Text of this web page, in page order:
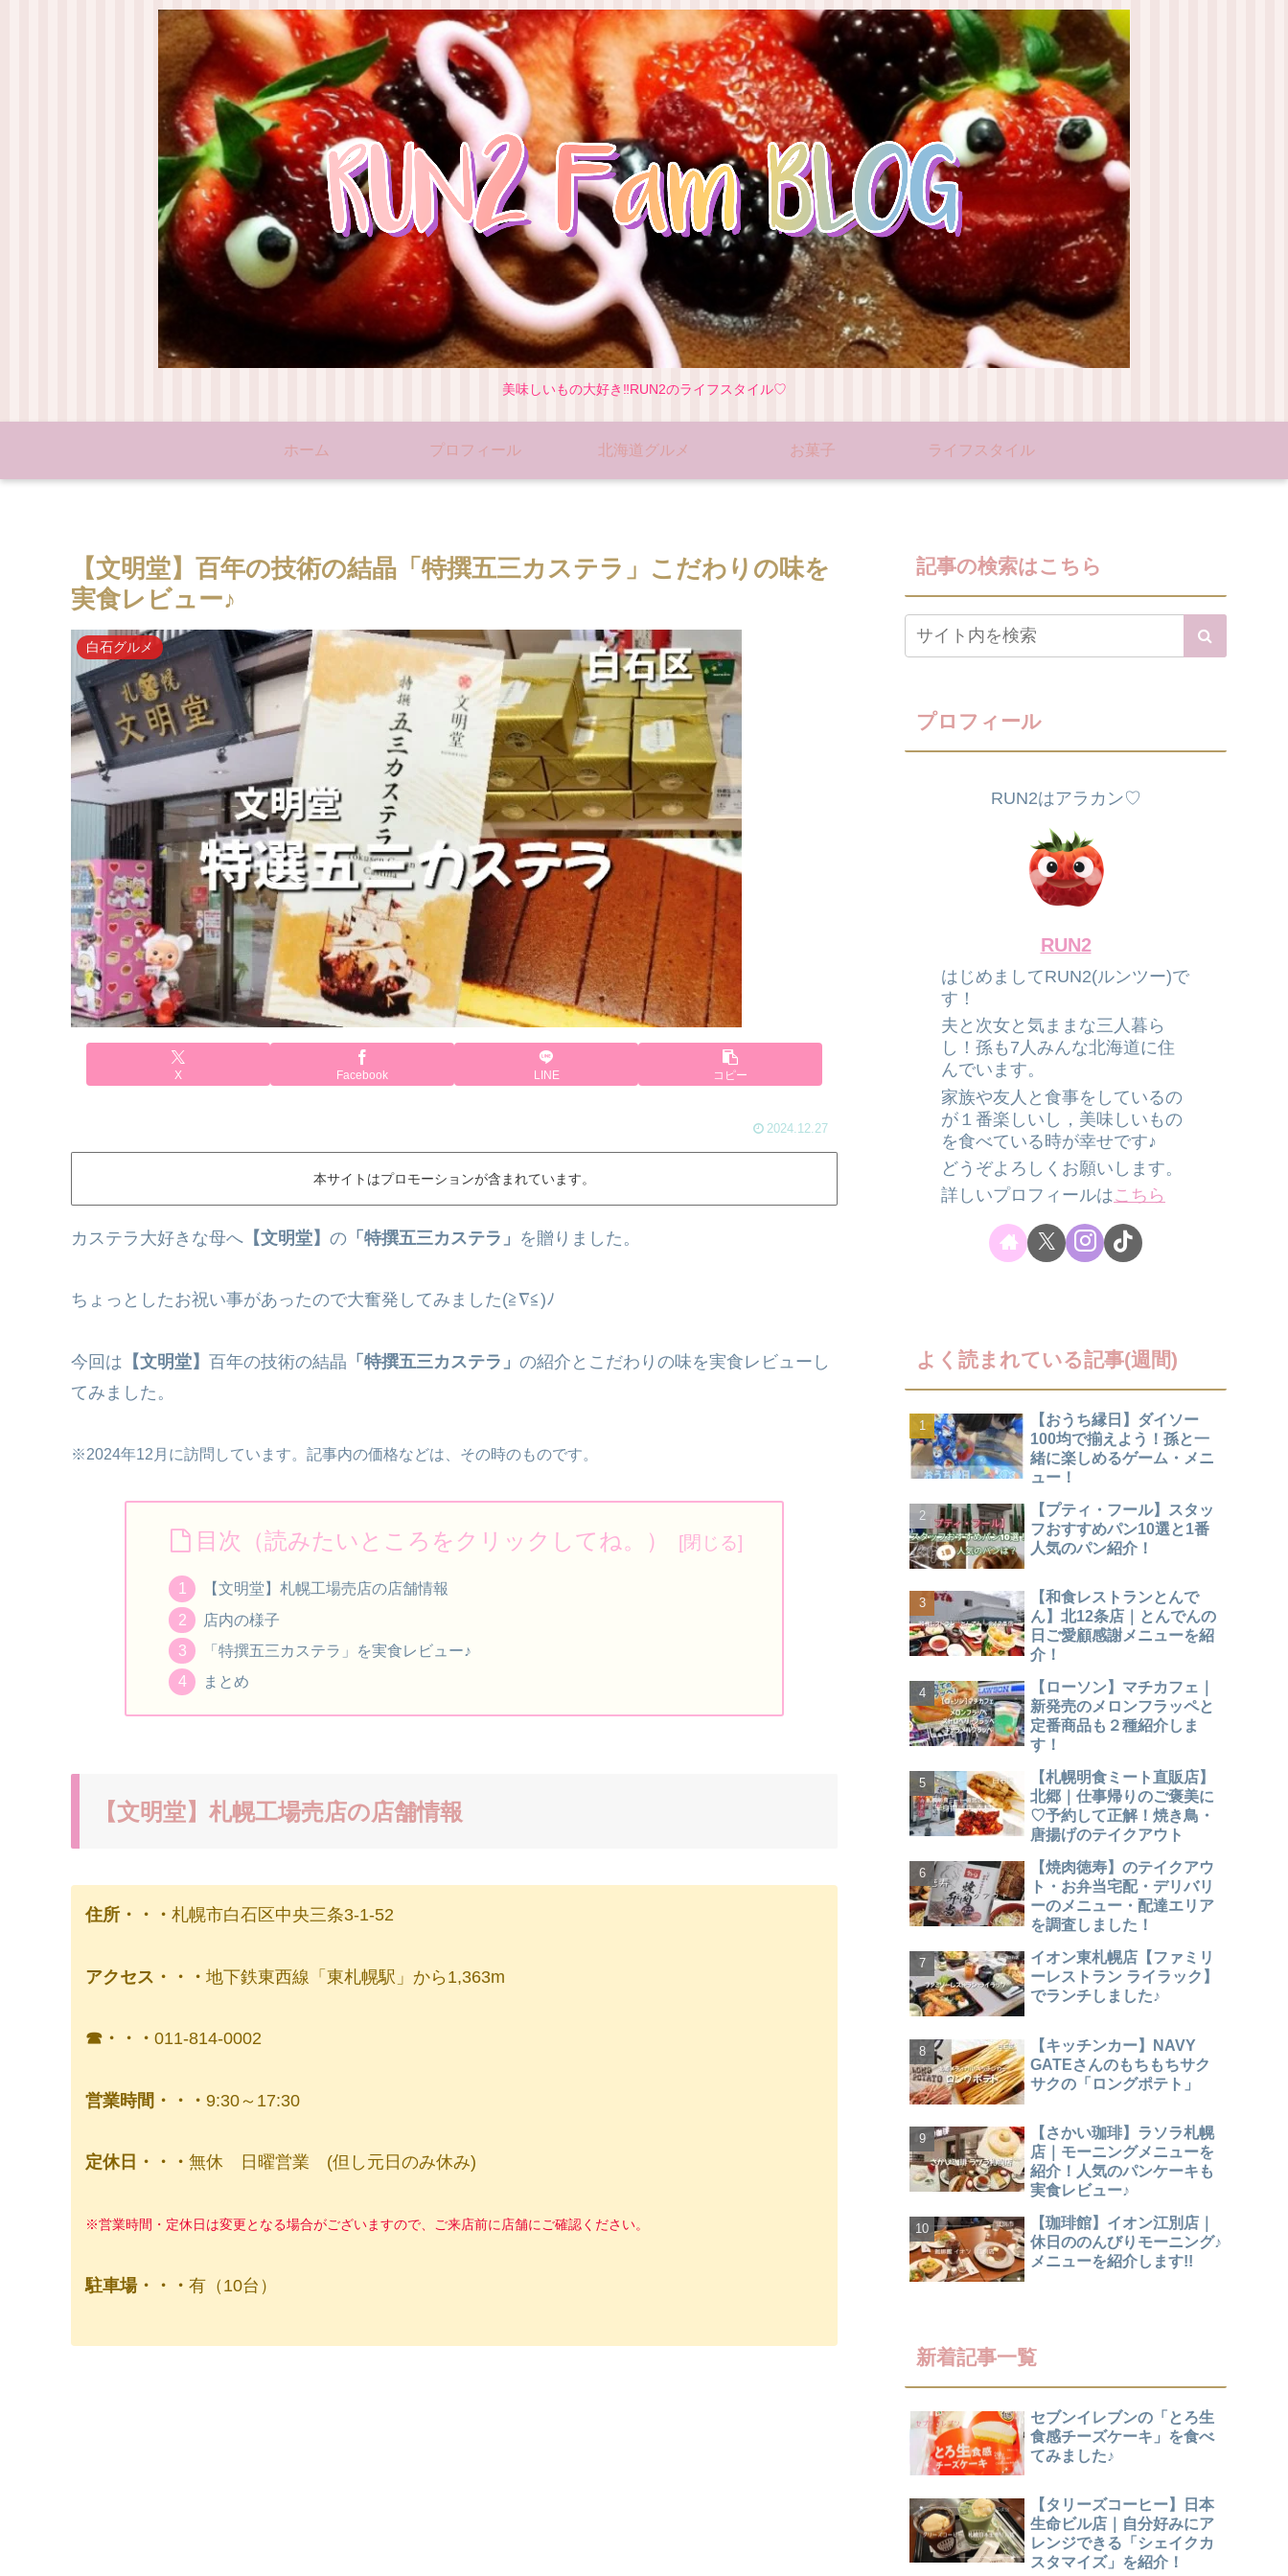
美味しいもの大好き‼RUN2のライフスタイル♡
ホーム プロフィール 北海道グルメ お菓子 ライフスタイル
【文明堂】百年の技術の結晶「特撰五三カステラ」こだわりの味を
実食レビュー♪
白石グルメ
X Facebook LINE コピー
2024.12.27
本サイトはプロモーションが含まれています。
カステラ大好きな母へ 【文明堂】 の 「特撰五三カステラ」 を贈りました。
ちょっとしたお祝い事があったので大奮発してみました(≧∇≦)ﾉ
今回は 【文明堂】 百年の技術の結晶 「特撰五三カステラ」 の紹介とこだわりの味を実食レビューし
てみました。
※2024年12月に訪問しています。記事内の価格などは、その時のものです。
目次（読みたいところをクリックしてね。）
【文明堂】札幌工場売店の店舗情報
店内の様子
「特撰五三カステラ」を実食レビュー♪
まとめ
【文明堂】札幌工場売店の店舗情報
住所・・・ 札幌市白石区中央三条3-1-52
アクセス・・・ 地下鉄東西線「東札幌駅」から1,363m
☎・・・ 011-814-0002
営業時間・・・ 9:30～17:30
定休日・・・ 無休 日曜営業 (但し元日のみ休み)
※営業時間・定休日は変更となる場合がございますので、ご来店前に店舗にご確認ください。
駐車場・・・ 有（10台）
記事の検索はこちら
プロフィール
RUN2はアラカン♡
RUN2
はじめましてRUN2(ルンツー)で
す！
夫と次女と気ままな三人暮ら
し！孫も7人みんな北海道に住
んでいます。
家族や友人と食事をしているの
が１番楽しいし，美味しいもの
を食べている時が幸せです♪
どうぞよろしくお願いします。
詳しいプロフィールはこちら
よく読まれている記事(週間)
【おうち縁日】ダイソー
100均で揃えよう！孫と一
緒に楽しめるゲーム・メニ
ュー！
【プティ・フール】スタッ
フおすすめパン10選と1番
人気のパン紹介！
【和食レストランとんで
ん】北12条店｜とんでんの
日ご愛顧感謝メニューを紹
介！
【ローソン】マチカフェ｜
新発売のメロンフラッペと
定番商品も２種紹介しま
す！
【札幌明食ミート直販店】
北郷｜仕事帰りのご褒美に
♡予約して正解！焼き鳥・
唐揚げのテイクアウト
【焼肉徳寿】のテイクアウ
ト・お弁当宅配・デリバリ
ーのメニュー・配達エリア
を調査しました！
イオン東札幌店【ファミリ
ーレストラン ライラック】
でランチしました♪
【キッチンカー】NAVY
GATEさんのもちもちサク
サクの「ロングポテト」
【さかい珈琲】ラソラ札幌
店｜モーニングメニューを
紹介！人気のパンケーキも
実食レビュー♪
【珈琲館】イオン江別店｜
休日ののんびりモーニング♪
メニューを紹介します!!
新着記事一覧
セブンイレブンの「とろ生
食感チーズケーキ」を食べ
てみました♪
【タリーズコーヒー】日本
生命ビル店｜自分好みにア
レンジできる「シェイクカ
スタマイズ」を紹介！